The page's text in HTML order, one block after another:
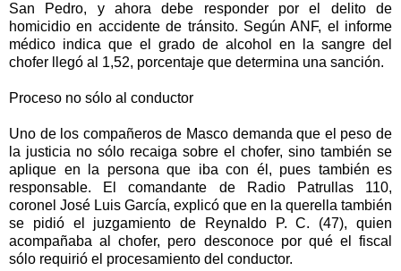
San Pedro, y ahora debe responder por el delito de
homicidio en accidente de tránsito. Según ANF, el informe
médico indica que el grado de alcohol en la sangre del
chofer llegó al 1,52, porcentaje que determina una sanción.
Proceso no sólo al conductor
Uno de los compañeros de Masco demanda que el peso de
la justicia no sólo recaiga sobre el chofer, sino también se
aplique en la persona que iba con él, pues también es
responsable. El comandante de Radio Patrullas 110,
coronel José Luis García, explicó que en la querella también
se pidió el juzgamiento de Reynaldo P. C. (47), quien
acompañaba al chofer, pero desconoce por qué el fiscal
sólo requirió el procesamiento del conductor.